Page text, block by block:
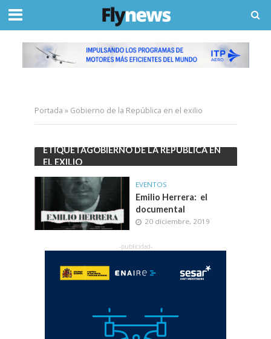
Portada » Gobierno de la República en el exilio
ETIQUETAGOBIERNO DE LA REPÚBLICA EN
EL EXILIO
EVENTOS
Emilio Herrera: el
documental
20 diciembre, 2019